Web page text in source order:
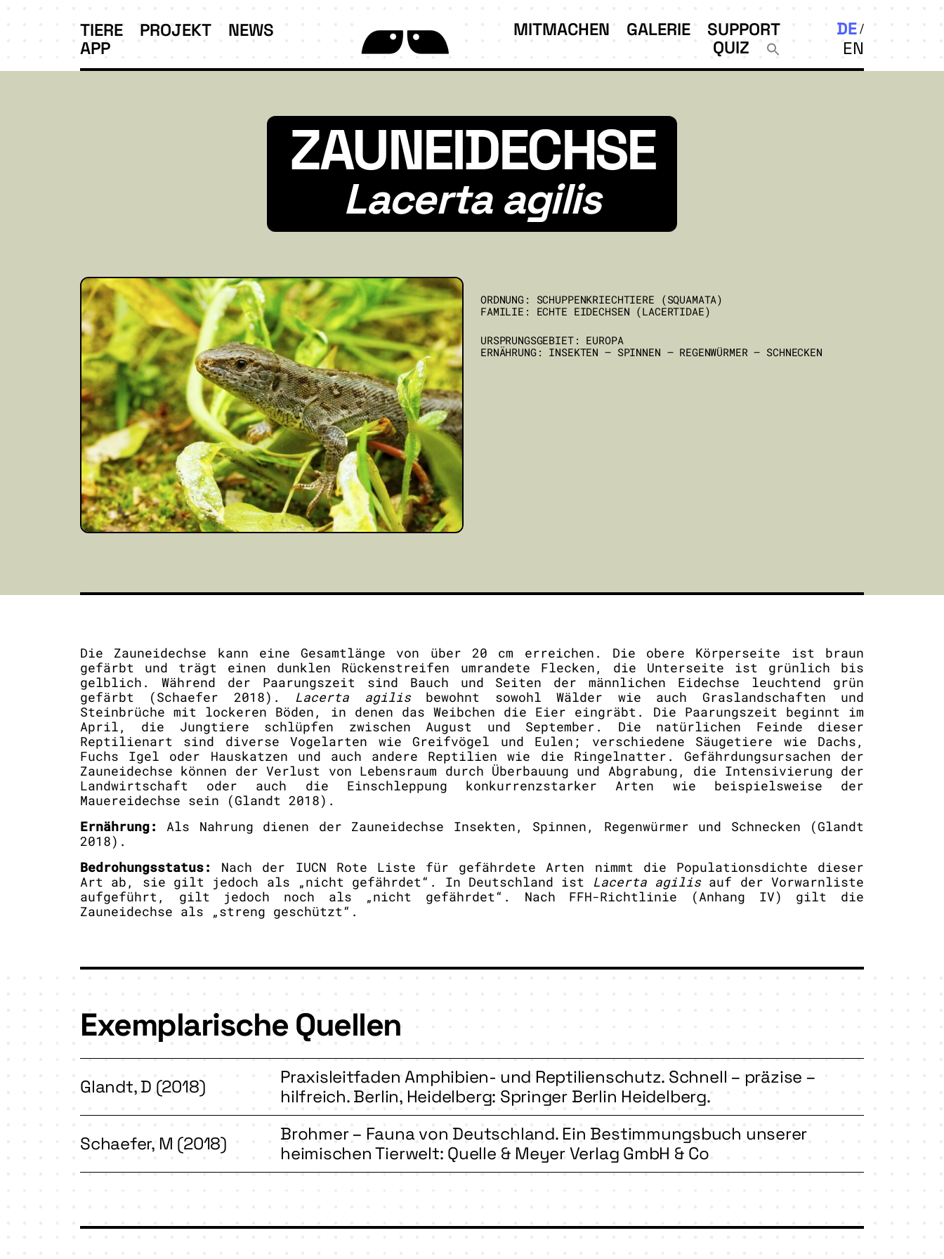
TIERE PROJEKT
NEWS
APP
MITMACHEN GALERIE
SUPPORT
QUIZ
DE
EN
ZAUNEIDECHSE
Lacerta agilis
ORDNUNG: SCHUPPENKRIECHTIERE (SQUAMATA)
FAMILIE: ECHTE EIDECHSEN (LACERTIDAE)
URSPRUNGSGEBIET: EUROPA
ERNÄHRUNG: INSEKTEN – SPINNEN – REGENWÜRMER – SCHNECKEN
Die Zauneidechse kann eine Gesamtlänge von über 20 cm erreichen. Die obere Körperseite ist braun
gefärbt und trägt einen dunklen Rückenstreifen umrandete Flecken, die Unterseite ist grünlich bis
gelblich. Während der Paarungszeit sind Bauch und Seiten der männlichen Eidechse leuchtend grün
gefärbt (Schaefer 2018). Lacerta agilisbewohnt sowohl Wälder wie auch Graslandschaften und
Steinbrüche mit lockeren Böden, in denen das Weibchen die Eier eingräbt. Die Paarungszeit beginnt im
April, die Jungtiere schlüpfen zwischen August und September. Die natürlichen Feinde dieser
Reptilienart sind diverse Vogelarten wie Greifvögel und Eulen; verschiedene Säugetiere wie Dachs,
Fuchs Igel oder Hauskatzen und auch andere Reptilien wie die Ringelnatter. Gefährdungsursachen der
Zauneidechse können der Verlust von Lebensraum durch Überbauung und Abgrabung, die Intensivierung der
Landwirtschaft oder auch die Einschleppung konkurrenzstarker Arten wie beispielsweise der
Mauereidechse sein (Glandt 2018).
Ernährung:
Als Nahrung dienen der Zauneidechse Insekten, Spinnen, Regenwürmer und Schnecken (Glandt
2018).
Bedrohungsstatus:
Nach der IUCN Rote Liste für gefährdete Arten nimmt die Populationsdichte dieser
Art ab, sie gilt jedoch als „nicht gefährdet“. In Deutschland ist Lacerta agilisauf der Vorwarnliste
aufgeführt, gilt jedoch noch als „nicht gefährdet“. Nach FFH-Richtlinie (Anhang IV) gilt die
Zauneidechse als „streng geschützt“.
Exemplarische Quellen
Glandt, D (2018)
Praxisleitfaden Amphibien- und Reptilienschutz. Schnell – präzise –
hilfreich. Berlin, Heidelberg: Springer Berlin Heidelberg.
Schaefer, M (2018)
Brohmer – Fauna von Deutschland. Ein Bestimmungsbuch unserer
heimischen Tierwelt: Quelle & Meyer Verlag GmbH & Co